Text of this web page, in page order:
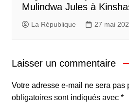
Mulindwa Jules à
La République 27 mai
Laisser un commentaire
Votre adresse e-mail ne sera pas
obligatoires sont indiqués avec *